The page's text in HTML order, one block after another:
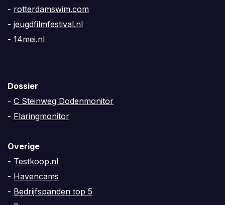
- rotterdamswim.com
- jeugdfilmfestival.nl
- 14mei.nl
Dossier
- C Steinweg Dodenmonitor
- Flaringmonitor
Overige
- Testkoop.nl
- Havencams
- Bedrijfspanden top 5